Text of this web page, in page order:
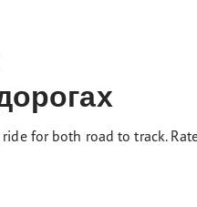
for both road to track.